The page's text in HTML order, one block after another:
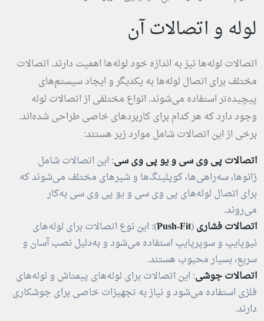
لوله و اتصالات آن
اتصالات لوله‌ها نیز به اندازه خود لوله‌ها اهمیت دارند. اتصالات
مختلف برای اتصال لوله‌ها به یکدیگر و ایجاد سیستم‌های
پیچیده‌تر استفاده می‌شوند. انواع مختلفی از اتصالات لوله
وجود دارد که هر کدام برای کاربردهای خاصی طراحی شده‌اند.
برخی از این اتصالات شامل موارد زیر هستند:
اتصالات پی وی سی و یو پی وی سی: این اتصالات شامل
زانوها، سه‌راهی‌ها، کوپلینگ‌ها و شیرهای مختلف می‌شوند که
برای اتصال لوله‌های پی وی سی و یو پی وی سی به‌کار
می‌روند.
اتصالات فشاری(
Push-Fit): این نوع اتصالات برای لوله‌های
نیوپایپ و سوپرپایپ استفاده می‌شود و به‌دلیل نصب آسان و
سریع، بسیار محبوب هستند.
اتصالات جوشی: این اتصالات برای لوله‌های پیمتاش و لوله‌های
فلزی استفاده می‌شود و نیاز به تجهیزات خاصی برای جوشکاری
دارند.